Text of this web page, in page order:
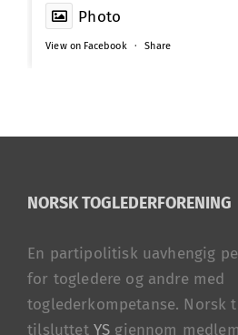
Photo
View on Facebook · Share
NORSK TOGLEDERFORENING
En partipolitisk uavhengig
for togledere og andre med
toglederkompetanse. Norsk
tilsluttet YS gjennom